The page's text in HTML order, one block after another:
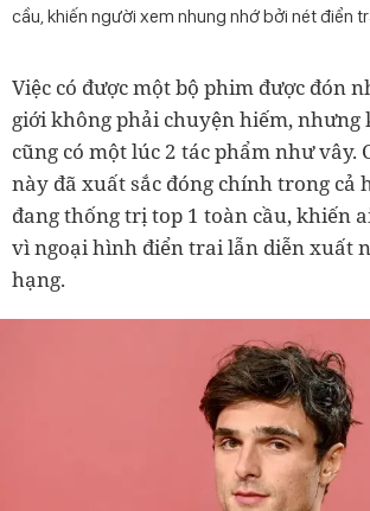
cầu, khiến người xem nhung nhớ bởi nét điển
Việc có được một bộ phim được đón
giới không phải chuyện hiếm, nhưng
cũng có một lúc 2 tác phẩm như vây.
này đã xuất sắc đóng chính trong cả
đang thống trị top 1 toàn cầu, khiến
vì ngoại hình điển trai lẫn diễn xuất
hạng.